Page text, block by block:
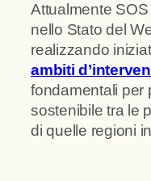
Attualmente
nello Stato del
realizzando
ambiti
fondamentali per
sostenibile tra le
di quelle regioni